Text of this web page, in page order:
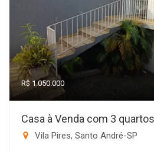
R$ 1.050.000
Casa à Venda com 3
Vila Pires, Santo André-SP